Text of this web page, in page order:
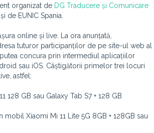
organizat de DG Traducere și Comunicare
și de EUNIC Spania.
online și live. La ora anunțată,
tuturor participanților de pe site-ul web al
concura prin intermediul aplicațiilor
sau iOS. Câștigătorii primelor trei locuri
astfel:
128 GB sau Galaxy Tab S7 + 128 GB
mobil Xiaomi Mi 11 Lite 5G 8GB + 128GB sau